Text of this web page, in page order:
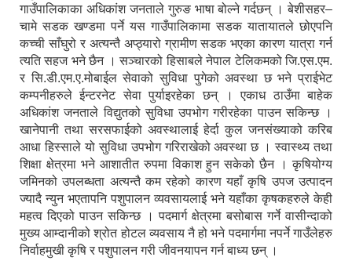
गाउँपालिकाका अधिकांश जनताले गुरुङ भाषा बोल्ने गर्दछन् । बेशीसहर–
चामे सडक खण्डमा पर्ने यस गाउँपालिकामा सडक यातायातले छोएपनि
कच्ची साँघुरो र अत्यन्तै अप्ठ्यारो ग्रामीण सडक भएका कारण यात्रा गर्न
त्यति सहज भने छैन । सञ्चारको हिसाबले नेपाल टेलिकमको जि.एस.एम.
र सि.डी.एम.ए.मोबाईल सेवाको सुविधा पुगेको अवस्था छ भने प्राईभेट
कम्पनीहरुले ईन्टरनेट सेवा पुर्याइरहेका छन् । एकाध ठाउँमा बाहेक
अधिकांश जनताले विद्युतको सुविधा उपभोग गरीरहेका पाउन सकिन्छ ।
खानेपानी तथा सरसफाईको अवस्थालाई हेर्दा कुल जनसंख्याको करिब
आधा हिस्साले यो सुविधा उपभोग गरिराखेको अवस्था छ । स्वास्थ्य तथा
शिक्षा क्षेत्रमा भने आशातीत रुपमा विकाश हुन सकेको छैन । कृषियोग्य
जमिनको उपलब्धता अत्यन्तै कम रहेको कारण यहाँ कृषि उपज उत्पादन
ज्यादै न्युन भएतापनि पशुपालन व्यवसायलाई भने यहाँका कृषकहरुले केही
महत्व दिएको पाउन सकिन्छ । पदमार्ग क्षेत्रमा बसोबास गर्ने वासीन्दाको
मुख्य आम्दानीको श्रोत होटल व्यवसाय नै हो भने पदमार्गमा नपर्ने गाउँलेहरु
निर्वाहमुखी कृषि र पशुपालन गरी जीवनयापन गर्न बाध्य छन् ।